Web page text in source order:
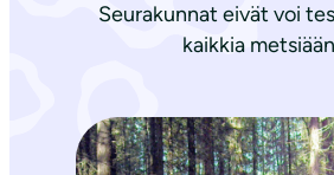
Seurakunnat eivät voi
kaikkia